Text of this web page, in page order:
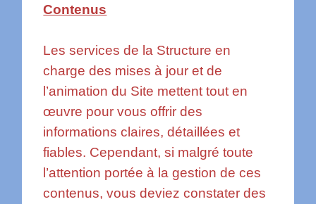
Contenus
Les services de la Structure en
charge des mises à jour et de
l’animation du Site mettent tout en
œuvre pour vous offrir des
informations claires, détaillées et
fiables. Cependant, si malgré toute
l’attention portée à la gestion de ces
contenus, vous deviez constater des